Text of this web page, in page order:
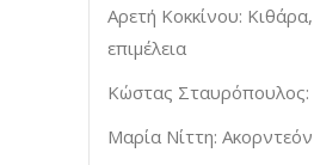
Αρετή Κοκκίνου:
επιμέλεια
Κώστας
Μαρία Νίττη: Ακορντεόν